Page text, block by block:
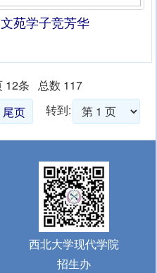
苑学子竞芳华
12条 总数 117
尾页 转到:
西北大学现代学院
招生办